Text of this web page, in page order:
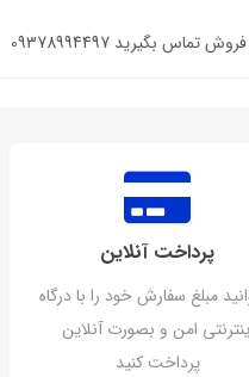
بگیرید 09378994497
پرداخت آنلاین
مبلغ سفارش خود را با درگاه
امن و بصورت آنلاین
پرداخت کنید